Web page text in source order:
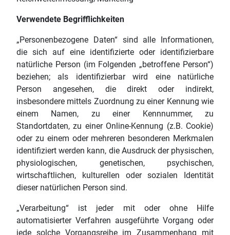
Verwendete Begrifflichkeiten
„Personenbezogene Daten“ sind alle Informationen,
die sich auf eine identifizierte oder identifizierbare
natürliche Person (im Folgenden „betroffene Person“)
beziehen; als identifizierbar wird eine natürliche
Person angesehen, die direkt oder indirekt,
insbesondere mittels Zuordnung zu einer Kennung wie
einem Namen, zu einer Kennnummer, zu
Standortdaten, zu einer Online-Kennung (z.B. Cookie)
oder zu einem oder mehreren besonderen Merkmalen
identifiziert werden kann, die Ausdruck der physischen,
physiologischen, genetischen, psychischen,
wirtschaftlichen, kulturellen oder sozialen Identität
dieser natürlichen Person sind.
„Verarbeitung“ ist jeder mit oder ohne Hilfe
automatisierter Verfahren ausgeführte Vorgang oder
jede solche Vorgangsreihe im Zusammenhang mit